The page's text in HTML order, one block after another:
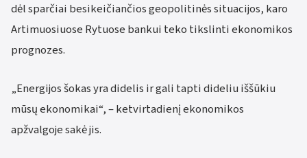
dėl sparčiai besikeičiančios geopolitinės situacijos, karo
Artimuosiuose Rytuose bankui teko tikslinti ekonomikos
prognozes.
„Energijos šokas yra didelis ir gali tapti dideliu iššūkiu
mūsų ekonomikai“, – ketvirtadienį ekonomikos
apžvalgoje sakė jis.